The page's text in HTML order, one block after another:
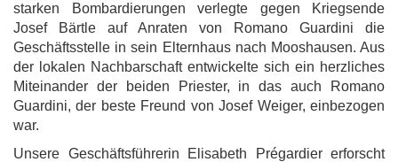
starken Bombardierungen verlegte gegen Kriegsende
Josef Bärtle auf Anraten von Romano Guardini die
Geschäftsstelle in sein Elternhaus nach Mooshausen. Aus
der lokalen Nachbarschaft entwickelte sich ein herzliches
Miteinander der beiden Priester, in das auch Romano
Guardini, der beste Freund von Josef Weiger, einbezogen
war.
Unsere Geschäftsführerin Elisabeth Prégardier erforscht